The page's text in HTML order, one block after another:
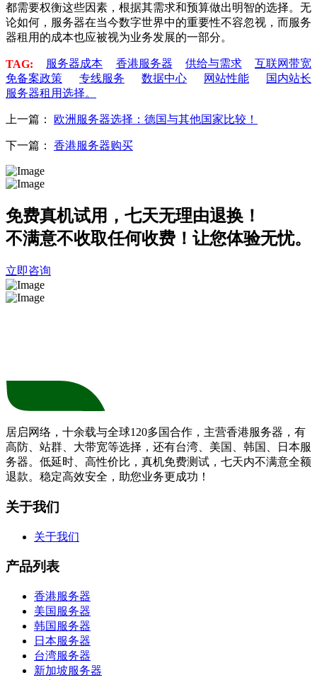
都需要权衡这些因素，根据其需求和预算做出明智的选择。无
论如何，服务器在当今数字世界中的重要性不容忽视，而服务
器租用的成本也应被视为业务发展的一部分。
TAG: 服务器成本 香港服务器 供给与需求
互联网带宽
免备案政策
专线服务 数据中心 网站性能
国内站长
服务器租用选择。
上一篇： 欧洲服务器选择：德国与其他国家比较！
下一篇： 香港服务器购买
免费真机试用，七天无理由退换！
不满意不收取任何收费！让您体验无忧。
立即咨询
居启网络，十余载与全球120多国合作，主营香港服务器，有
高防、站群、大带宽等选择，还有台湾、美国、韩国、日本服
务器。低延时、高性价比，真机免费测试，七天内不满意全额
退款。稳定高效安全，助您业务更成功！
关于我们
关于我们
产品列表
香港服务器
美国服务器
韩国服务器
日本服务器
台湾服务器
新加坡服务器